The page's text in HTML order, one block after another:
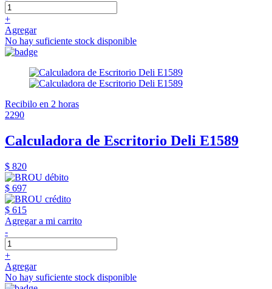
+
Agregar
No hay suficiente stock disponible
Recibilo en 2 horas
2290
Calculadora de Escritorio Deli E1589
$ 820
$ 697
$ 615
Agregar a mi carrito
-
+
Agregar
No hay suficiente stock disponible